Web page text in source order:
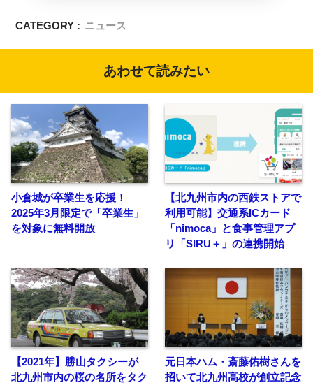
CATEGORY : ニュース
あわせて読みたい
小倉城が卒業生を応援！
2025年3月限定で「卒業生」
を対象に無料開放
【北九州市内の西鉄ストアで
利用可能】交通系ICカード
「nimoca」と食事管理アプ
リ「SIRU＋」の連携開始
【2021年】勝山タクシーが
北九州市内の桜の名所をタク
元日本ハム・斎藤佑樹さんを
招いて北九州高校が創立記念